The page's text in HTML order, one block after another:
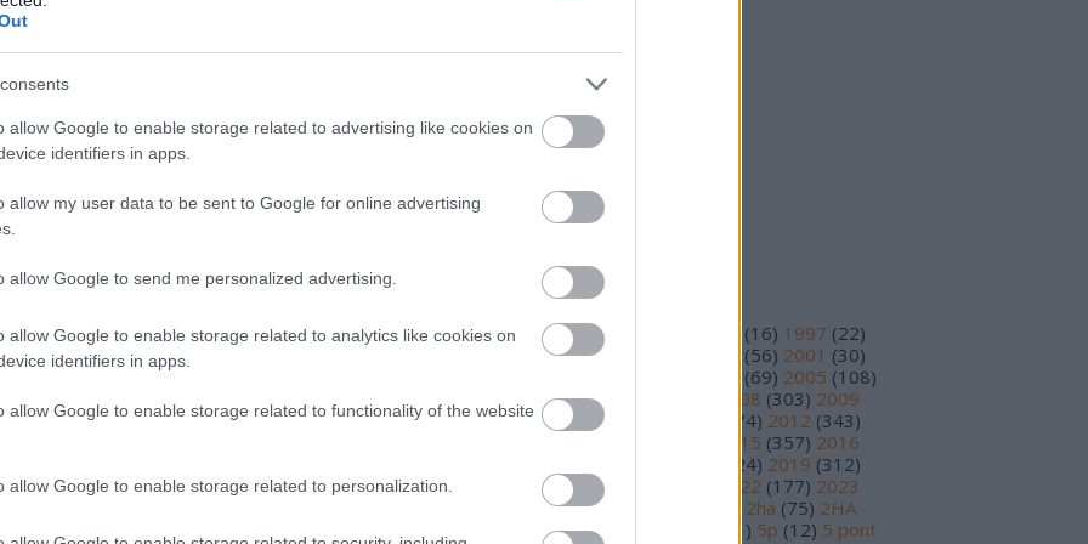
allow Google to enable storage related to advertising like cookies on
identifiers in apps.
allow my user data to be sent to Google for online advertising
allow Google to send me personalized advertising.
allow Google to enable storage related to analytics like cookies on
identifiers in apps.
allow Google to enable storage related to functionality of the website
allow Google to enable storage related to personalization.
virágok jelennek meg. Kóstolva nagyjából
tannin, kis melegség jellemzik a bort. Ízvilága
illatban. Sötét bogyós erdei gyümölcsök, szeder,
egzotikus fűszerek.
2025 október
Tovább...
Feedek
RSS 2.0
Atom
bejegyzések
Címkék
1993 ( 11) (16) 1997 (22)
1998 (14) (56) 2001 (30)
(69) 2005 (108)
2006 (195 2008 (303) 2009
(378 2010 374) 2012 (343)
2015 (357) 2016
324) 2019 (312)
2020
( 199 2022 (177) 2023
117) 2024 2ha (75) 2HA
19) 3 pont ) 5p (12) 5 pont